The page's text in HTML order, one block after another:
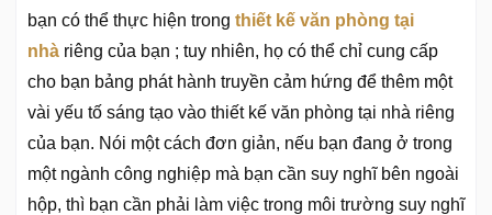
bạn có thể thực hiện trong thiết kế văn phòng tại
nhà riêng của bạn ; tuy nhiên, họ có thể chỉ cung cấp
cho bạn bảng phát hành truyền cảm hứng để thêm một
vài yếu tố sáng tạo vào thiết kế văn phòng tại nhà riêng
của bạn. Nói một cách đơn giản, nếu bạn đang ở trong
một ngành công nghiệp mà bạn cần suy nghĩ bên ngoài
hộp, thì bạn cần phải làm việc trong môi trường suy nghĩ